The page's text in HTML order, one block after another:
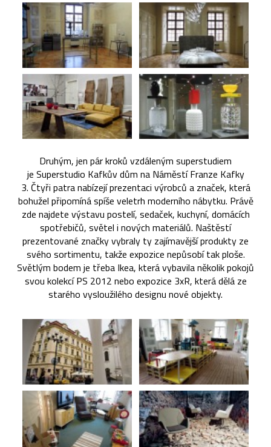
Druhým, jen pár kroků vzdáleným superstudiem
je Superstudio Kafkův dům na Náměstí Franze Kafky
3. Čtyři patra nabízejí prezentaci výrobců a značek, která
bohužel připomíná spíše veletrh moderního nábytku. Právě
zde najdete výstavu postelí, sedaček, kuchyní, domácích
spotřebičů, světel i nových materiálů. Naštěstí
prezentované značky vybraly ty zajímavější produkty ze
svého sortimentu, takže expozice nepůsobí tak ploše.
Světlým bodem je třeba Ikea, která vybavila několik pokojů
svou kolekcí PS 2012 nebo expozice 3xR, která dělá ze
starého vysloužilého designu nové objekty.